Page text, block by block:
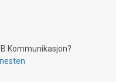
Kommunikasjon?